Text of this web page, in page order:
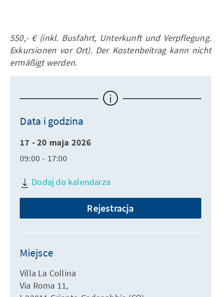
550,- € (inkl. Busfahrt, Unterkunft und Verpflegung.
Exkursionen vor Ort). Der Kostenbeitrag kann nicht
ermäßigt werden.
Data i godzina
17 - 20 maja 2026
09:00 - 17:00
Dodaj do kalendarza
Rejestracja
Miejsce
Villa La Collina
Via Roma 11,